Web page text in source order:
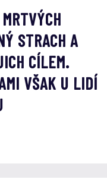
STRACH A
CÍLEM.
VŠAK U LIDÍ